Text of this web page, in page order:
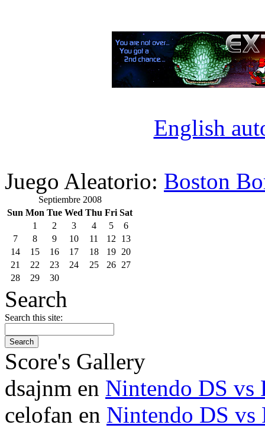
English
Juego Aleatorio: Boston
Septiembre 2008
Sun Mon Tue Wed Thu Fri Sat
1
2 3 4 5
6
7
8 9 10 11 12
13
14
15 16 17 18 19
20
21
22 23 24 25 26
27
28
29 30
Search
Search this site:
Score's Gallery
dsajnm en Nintendo DS vs
celofan en Nintendo DS vs